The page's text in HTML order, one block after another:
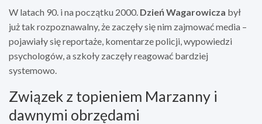
W latach 90. i na początku 2000. Dzień Wagarowicza był
już tak rozpoznawalny, że zaczęły się nim zajmować media –
pojawiały się reportaże, komentarze policji, wypowiedzi
psychologów, a szkoły zaczęły reagować bardziej
systemowo.
Związek z topieniem Marzanny i
dawnymi obrzędami